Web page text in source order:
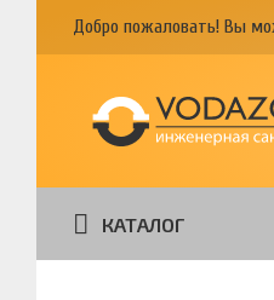
Добро пожаловать! Вы
КАТАЛОГ